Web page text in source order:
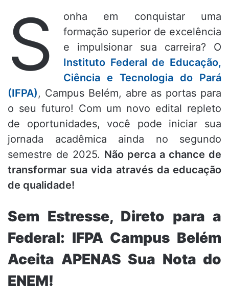
S
onha em conquistar uma
formação superior de excelência
e impulsionar sua carreira? O
Instituto Federal de Educação,
Ciência e Tecnologia do Pará
(IFPA), Campus Belém, abre as portas para
o seu futuro! Com um novo edital repleto
de oportunidades, você pode iniciar sua
jornada acadêmica ainda no segundo
semestre de 2025. Não perca a chance de
transformar sua vida através da educação
de qualidade!
Sem Estresse, Direto para a
Federal: IFPA Campus Belém
Aceita APENAS Sua Nota do
ENEM!